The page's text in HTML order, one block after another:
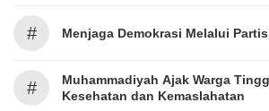
# Menjaga Demokrasi Melalui
#
Muhammadiyah Ajak Warga
Kesehatan dan Kemaslahatan